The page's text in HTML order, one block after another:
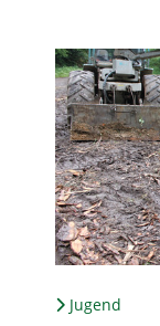
Jugend